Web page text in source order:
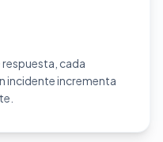
cada
incidente incrementa